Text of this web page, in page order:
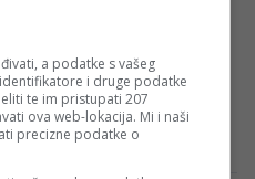
Bosne i
se na korak do velikog
prepreka na tom
2026
a podatke s vašeg
i druge podatke
te im pristupati 207
ova web-lokacija. Mi i naši
precizne podatke o